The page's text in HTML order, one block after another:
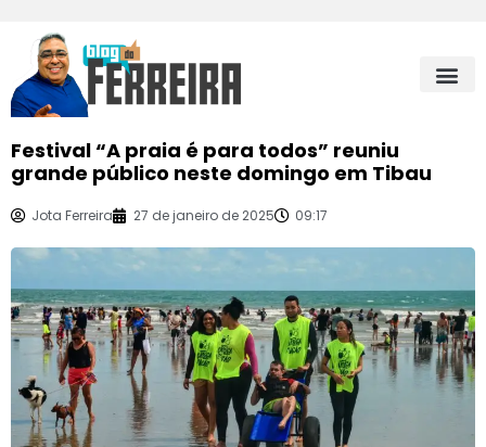
Festival “A praia é para todos” reuniu
grande público neste domingo em Tibau
Jota Ferreira 27 de janeiro de 2025 09:17